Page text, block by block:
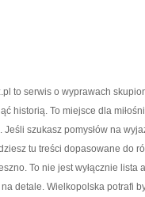
to serwis o wyprawach
historią. To miejsce dla
Jeśli szukasz pomysłów na
tu treści dopasowane do
To nie jest wyłącznie
detale. Wielkopolska potrafi